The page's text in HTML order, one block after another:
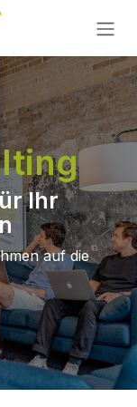
Ihr
auf die